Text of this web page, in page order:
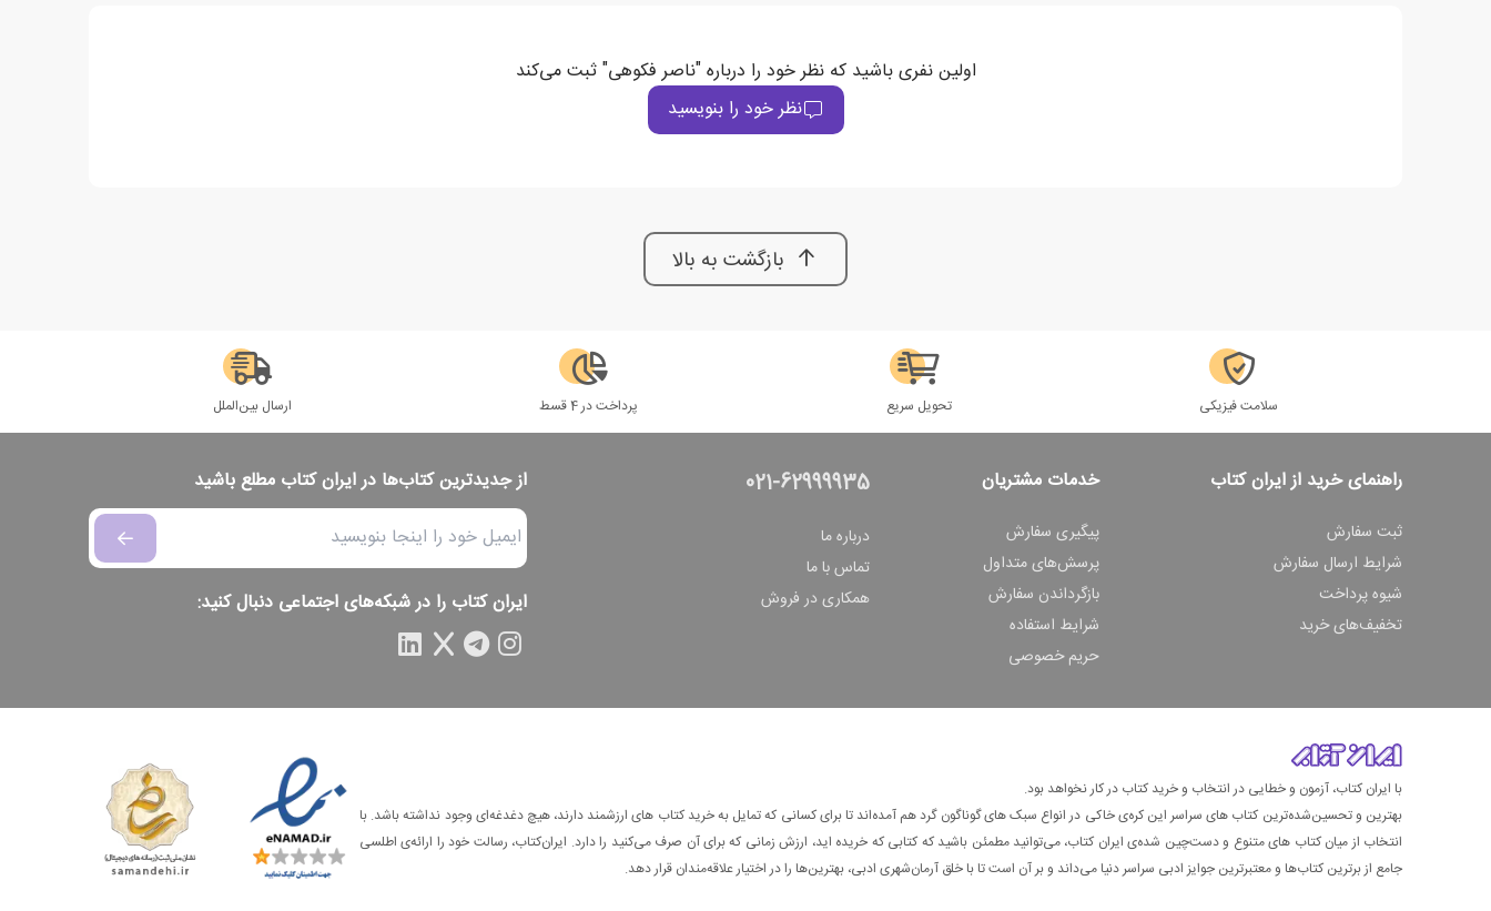
اولین نفری باشید که نظر خود را درباره "ناصر فکوهی" ثبت می‌کند
نظر خود را بنویسید
بازگشت به بالا
سلامت فیزیکی تحویل سریع پرداخت در 4 قسط ارسال بین‌الملل
راهنمای خرید از ایران کتاب
ثبت سفارش
شرایط ارسال سفارش
شیوه پرداخت
تخفیف‌های خرید
خدمات مشتریان
پیگیری سفارش
پرسش‌های متداول
بازگرداندن سفارش
شرایط استفاده
حریم خصوصی
021-62999935
درباره ما
تماس با ما
همکاری در فروش
از جدیدترین کتاب‌ها در ایران کتاب مطلع باشید
ایران کتاب را در شبکه‌های اجتماعی دنبال کنید:
با ایران کتاب، آزمون و خطایی در انتخاب و خرید کتاب در کار نخواهد بود.
بهترین و تحسین‌شده‌ترین کتاب‌ های سراسر این کره‌ی خاکی در انواع سبک های گوناگون گرد هم آمده‌اند تا برای کسانی که تمایل به خرید کتاب های ارزشمند دارند، هیچ دغدغه‌ای وجود نداشته باشد. با
انتخاب از میان کتاب های متنوع و دست‌چین شده‌ی ایران کتاب، می‌توانید مطمئن باشید که کتابی که خریده اید، ارزش زمانی که برای آن صرف می‌کنید را دارد. ایران‌کتاب، رسالت خود را ارائه‌ی اطلسی
جامع از برترین کتاب‌ها و معتبرترین جوایز ادبی سراسر دنیا می‌داند و بر آن است تا با خلق آرمان‌شهری ادبی، بهترین‌ها را در اختیار علاقه‌مندان قرار دهد.